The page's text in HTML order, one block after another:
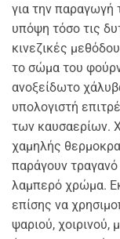
για την παραγωγή
υπόψη τόσο τις
κινεζικές
το σώμα του
ανοξείδωτο
υπολογιστή
των καυσαερίων.
χαμηλής
παράγουν
λαμπερό χρώμα.
επίσης να
ψαριού, χοιρινού,